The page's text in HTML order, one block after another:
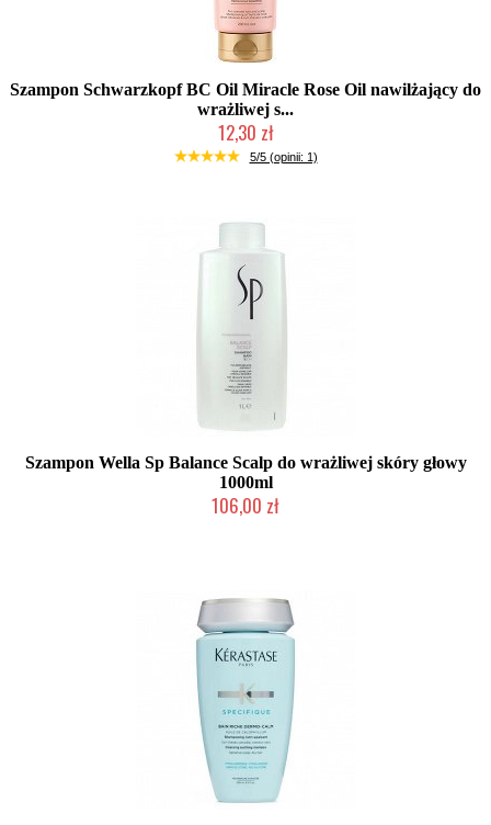
Szampon Schwarzkopf BC Oil Miracle Rose Oil nawilżający do
wrażliwej s...
12,30 zł
Produkt wycofany
5/5 (opinii: 1)
Szampon Wella Sp Balance Scalp do wrażliwej skóry głowy
1000ml
106,00 zł